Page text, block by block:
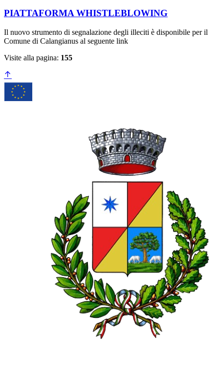
PIATTAFORMA WHISTLEBLOWING
Il nuovo strumento di segnalazione degli illeciti è disponibile per il
Comune di Calangianus al seguente link
Visite alla pagina: 155